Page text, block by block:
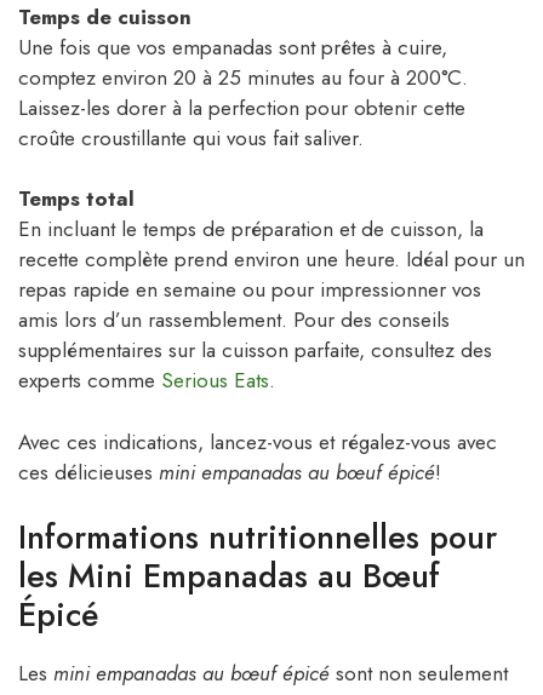
Temps de cuisson
Une fois que vos empanadas sont prêtes à cuire,
comptez environ 20 à 25 minutes au four à 200°C.
Laissez-les dorer à la perfection pour obtenir cette
croûte croustillante qui vous fait saliver.
Temps total
En incluant le temps de préparation et de cuisson, la
recette complète prend environ une heure. Idéal pour un
repas rapide en semaine ou pour impressionner vos
amis lors d’un rassemblement. Pour des conseils
supplémentaires sur la cuisson parfaite, consultez des
experts comme Serious Eats.
Avec ces indications, lancez-vous et régalez-vous avec
ces délicieuses mini empanadas au bœuf épicé!
Informations nutritionnelles pour
les Mini Empanadas au Bœuf
Épicé
Les mini empanadas au bœuf épicé sont non seulement